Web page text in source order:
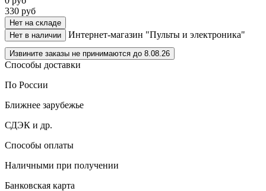
330 руб
Нет на складе
Нет в наличии
Интернет-магазин "Пульты и электроника"
Извините заказы не принимаются до 8.08.26
Способы доставки
По России
Ближнее зарубежье
СДЭК и др.
Способы оплаты
Наличными при получении
Банковская карта